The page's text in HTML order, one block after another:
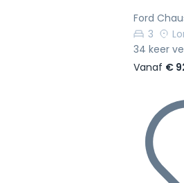
Ford
3
34 keer
Vanaf €